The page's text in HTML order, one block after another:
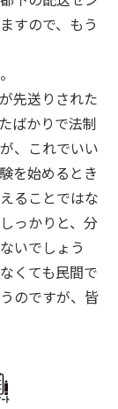
すので、もう
先送りされた
ばかりで法制
、これでいい
を始めるとき
ることではな
っかりと、分
いでしょう
くても民間で
のですが、皆
ﾄ